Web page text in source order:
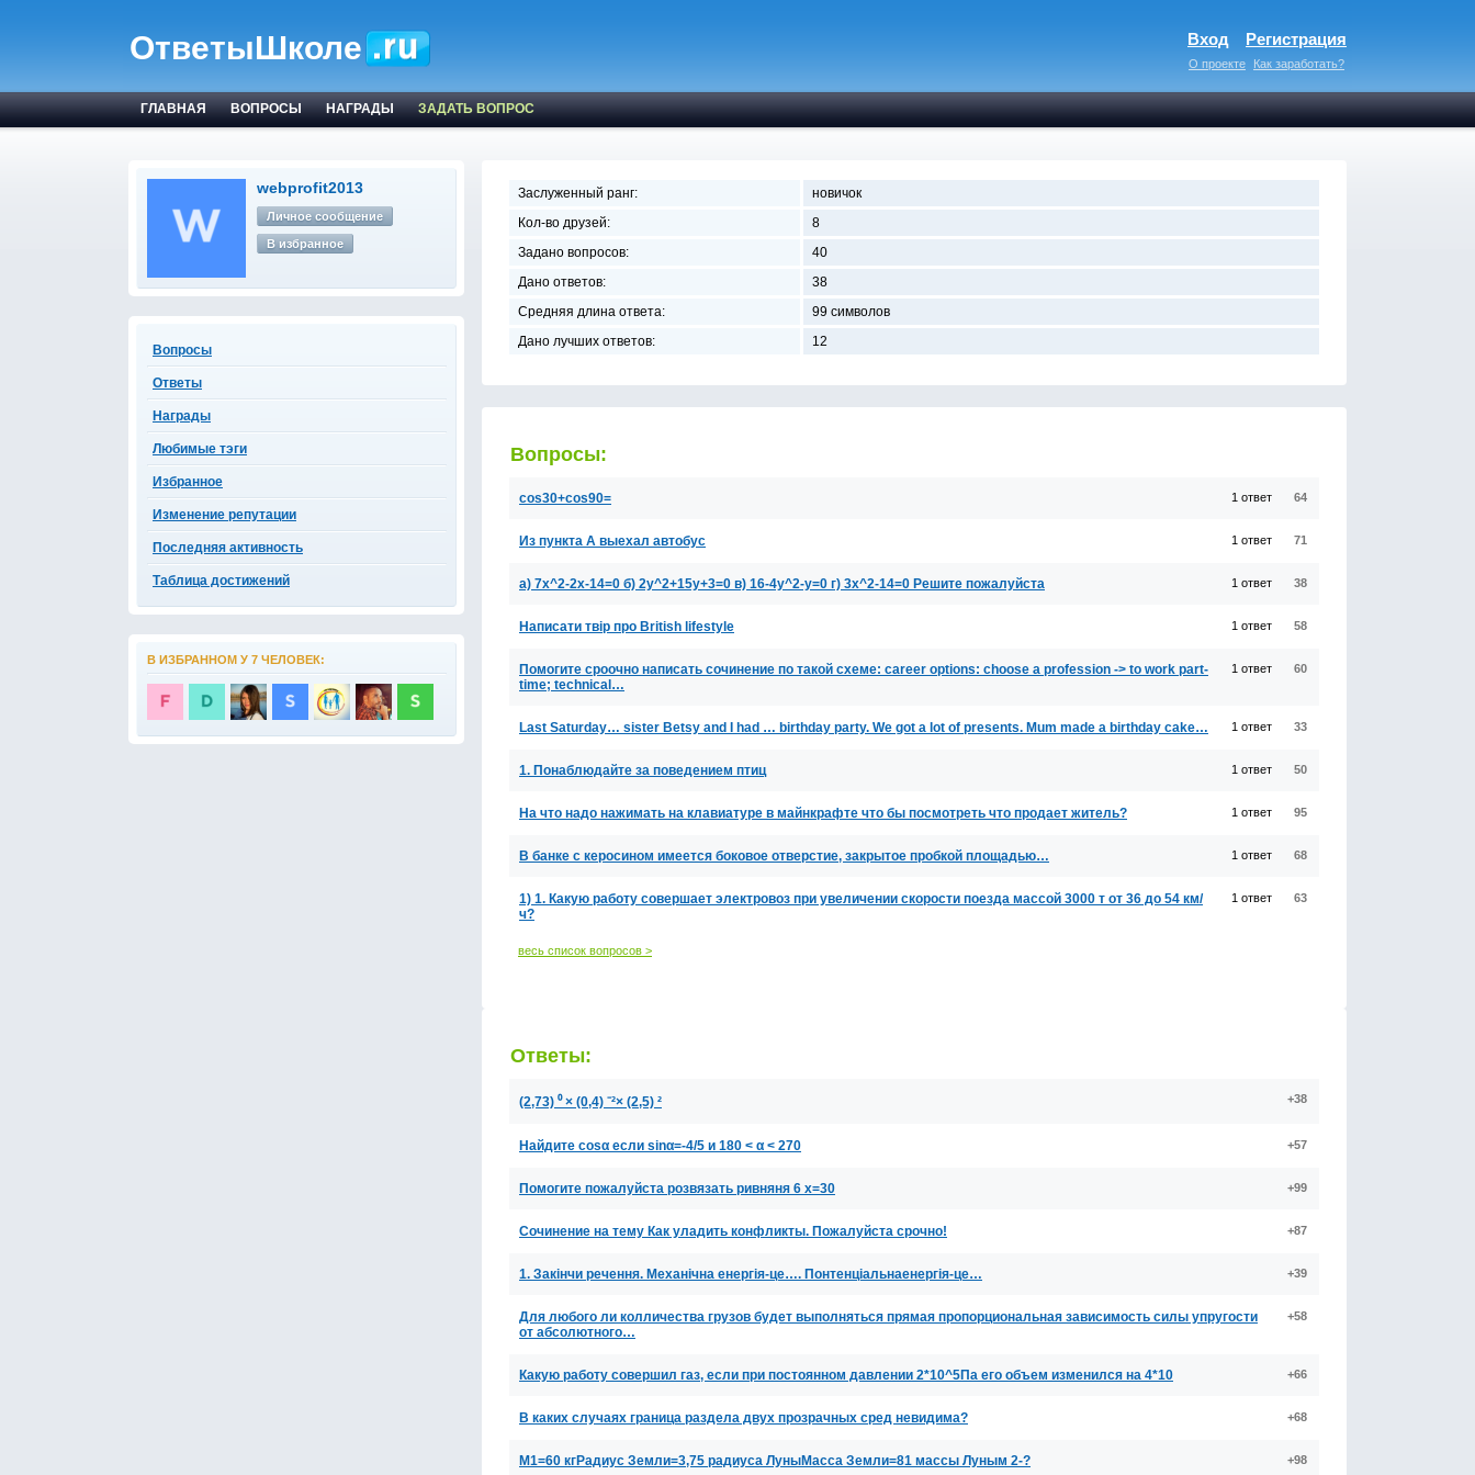
ОтветыШколе Вход Регистрация
О проекте Как заработать?
ГЛАВНАЯ ВОПРОСЫ НАГРАДЫ ЗАДАТЬ ВОПРОС
webprofit2013
Личное сообщение
В избранное
Вопросы
Ответы
Награды
Любимые тэги
Избранное
Изменение репутации
Последняя активность
Таблица достижений
В ИЗБРАННОМ У 7 ЧЕЛОВЕК:
Заслуженный ранг:
новичок
Кол-во друзей:
8
Задано вопросов:
40
Дано ответов:
38
Средняя длина ответа:
99 символов
Дано лучших ответов:
12
Вопросы:
cos30+cos90= 1 ответ 64
Из пункта А выехал автобус 1 ответ 71
a) 7x^2-2x-14=0 б) 2y^2+15y+3=0 в) 16-4y^2-y=0 г) 3x^2-14=0 Решите пожалуйста 1 ответ 38
Написати твір про British lifestyle 1 ответ 58
Помогите сроочно написать сочинение по такой схеме: career options: choose a profession -> to work part-
time; technical…
1 ответ 60
Last Saturday… sister Betsy and I had … birthday party. We got a lot of presents. Mum made a birthday cake… 1 ответ 33
1. Понаблюдайте за поведением птиц 1 ответ 50
На что надо нажимать на клавиатуре в майнкрафте что бы посмотреть что продает житель? 1 ответ 95
В банке с керосином имеется боковое отверстие, закрытое пробкой площадью… 1 ответ 68
1) 1. Какую работу совершает электровоз при увеличении скорости поезда массой 3000 т от 36 до 54 км/
ч?
1 ответ 63
весь список вопросов >
Ответы:
(2,73) ⁰ × (0,4) ⁻²× (2,5) ² +38
Найдите cosα если sinα=-4/5 и 180 < α < 270 +57
Помогите пожалуйста розвязать ривняня 6 х=30 +99
Сочинение на тему Как уладить конфликты. Пожалуйста срочно! +87
1. Закінчи речення. Механічна енергія-це…. Понтенціальнаенергія-це… +39
Для любого ли колличества грузов будет выполняться прямая пропорциональная зависимость силы упругости
от абсолютного…
+58
Какую работу совершил газ, если при постоянном давлении 2*10^5Па его объем изменился на 4*10 +66
В каких случаях граница раздела двух прозрачных сред невидима? +68
M1=60 кгРадиус Земли=3,75 радиуса ЛуныМасса Земли=81 массы Луным 2-? +98